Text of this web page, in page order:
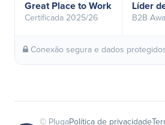
Great Place to Work
Certificada 2025/26
Líder
B2B
Conexão segura e dados
© PlugaPolítica de privacidade